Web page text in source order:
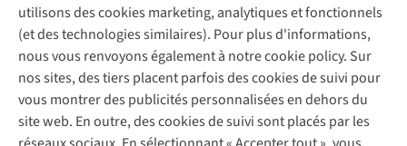
utilisons des cookies marketing, analytiques et fonctionnels
(et des technologies similaires). Pour plus d'informations,
nous vous renvoyons également à notre cookie policy. Sur
nos sites, des tiers placent parfois des cookies de suivi pour
vous montrer des publicités personnalisées en dehors du
site web. En outre, des cookies de suivi sont placés par les
Contactez-nous
Déclaration d'accessibilité
Entretien de chaussures
Réparation de chaussures
Réparation de vêtements
Retouches
Pour les entreprises
Explore Camp
Gear Check
Expertise & conseils
Abonnez-vous à la newsletter
Suivez-nous